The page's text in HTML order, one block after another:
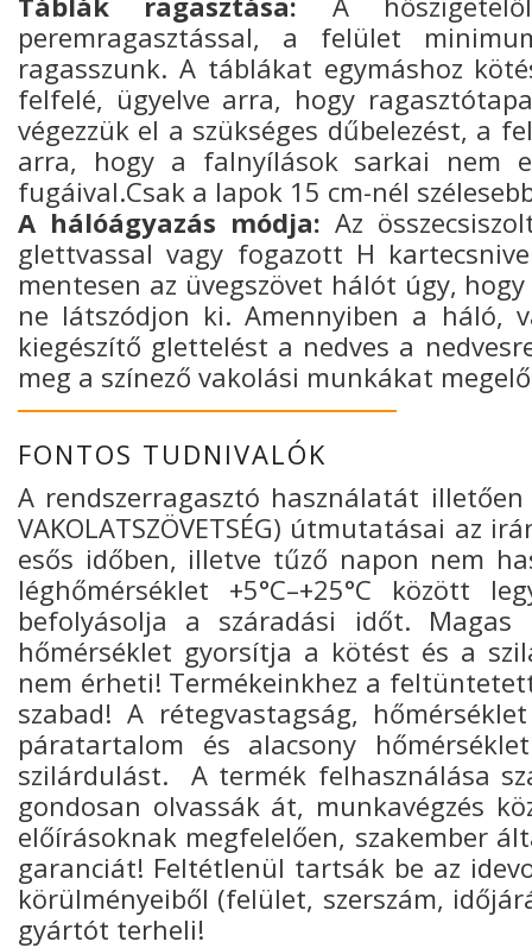
peremragasztással, a felület
ragasszunk. A táblákat egymáshoz
felfelé, ügyelve arra, hogy
végezzük el a szükséges dűbelezést, a
arra, hogy a falnyílások sarkai nem
fugáival.Csak a lapok 15 cm-nél
A hálóágyazás módja: Az
glettvassal vagy fogazott H
mentesen az üvegszövet hálót úgy,
ne látszódjon ki. Amennyiben a háló,
kiegészítő glettelést a nedves a
meg a színező vakolási munkákat
FONTOS TUDNIVALÓK
A rendszerragasztó használatát illetően
VAKOLATSZÖVETSÉG) útmutatásai az
esős időben, illetve tűző napon nem
léghőmérséklet +5°C–+25°C között
befolyásolja a száradási időt.
hőmérséklet gyorsítja a kötést és a
nem érheti! Termékeinkhez a
szabad! A rétegvastagság,
páratartalom és alacsony
szilárdulást. A termék felhasználása
gondosan olvassák át, munkavégzés
előírásoknak megfelelően, szakember
garanciát! Feltétlenül tartsák be az
körülményeiből (felület, szerszám,
gyártót terheli!